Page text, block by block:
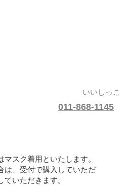
​いいしっこ
011-868-1145
スク着用といたします。
、受付で購入していただ
いただきます。